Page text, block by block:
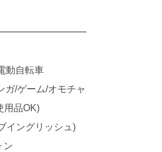
動自転車
ガ/ゲーム/オモチャ
用品OK)
イングリッシュ)
ン